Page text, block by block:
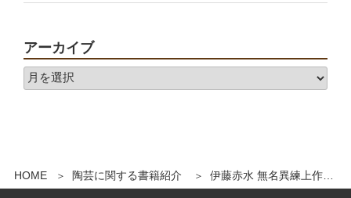
HOME 陶芸に関する書籍紹介 伊藤赤水 無名異練上作品を買取いたします
アーカイブ